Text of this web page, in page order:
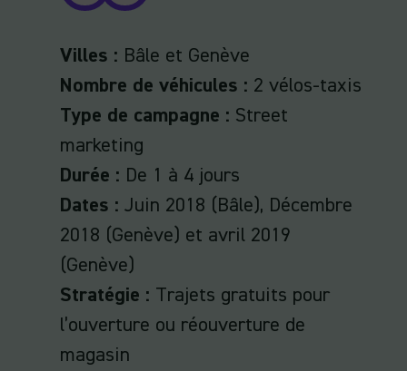
Villes : Bâle et Genève
Nombre de véhicules : 2 vélos-taxis
Type de campagne : Street
marketing
Durée : De 1 à 4 jours
Dates : Juin 2018 (Bâle), Décembre
2018 (Genève) et avril 2019
(Genève)
Stratégie : Trajets gratuits pour
l’ouverture ou réouverture de
magasin